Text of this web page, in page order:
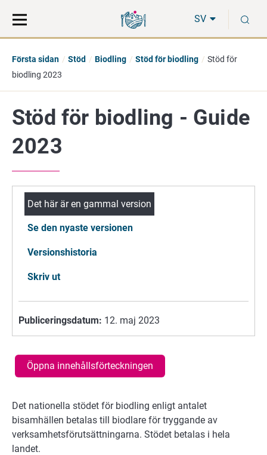
direkt
till
på
hela
SV
Första sidan Stöd Biodling Stöd för biodling
Stöd för
biodling 2023
Stöd för biodling - Guide
2023
Det här är en gammal version
Se den nyaste versionen
Versionshistoria
Skriv ut
Publiceringsdatum: 12. maj 2023
Öppna innehållsförteckningen
Det nationella stödet för biodling enligt antalet
bisamhällen betalas till biodlare för tryggande av
verksamhetsförutsättningarna. Stödet betalas i hela
landet.